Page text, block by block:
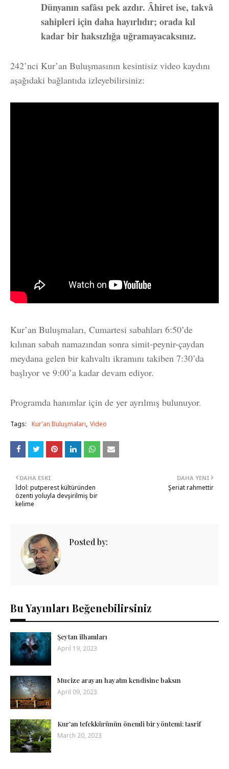
Dünyanın safâsı pek azdır. Âhiret ise, takvâ
sahipleri için daha hayırlıdır; orada kıl
kadar bir haksızlığa uğramayacaksınız.
242’nci Kur’an Buluşmasının kesintisiz video kaydını
aşağıdaki bağlantıda izleyebilirsiniz:
Kur’an Buluşmaları, Cumartesi sabahları 6:50’de
kılınan sabah namazından sonra simit-peynir-çaydan
meydana gelen bir kahvaltı ikramını takiben 7:30’da
başlıyor ve 9:00’a kadar devam ediyor.
Programda hanımlar için de yer ayrılmış bulunuyor.
Tags: Kur'an Buluşmaları Video
DAHA YENI
Şeriat rahmettir
DAHA ESKI
İdol: putperest kültüründen
özenti yoluyla devşirilmiş bir
kelime
Posted by:
Bu Yayınları Beğenebilirsiniz
Şeytan ilhamları
April 19, 2023
Mucize arayan hayatın kendisine baksın
April 09, 2023
Kur'an tefekkürünün önemli bir yöntemi: tasrif
March 20, 2023